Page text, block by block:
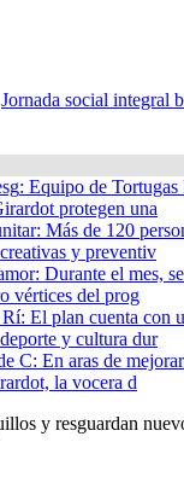
Jornada social integral
: Equipo de
protegen una
: Más de 120
y preventiv
: Durante el mes,
vértices del prog
Rí: El plan cuenta con
y cultura dur
C: En aras de
la vocera d